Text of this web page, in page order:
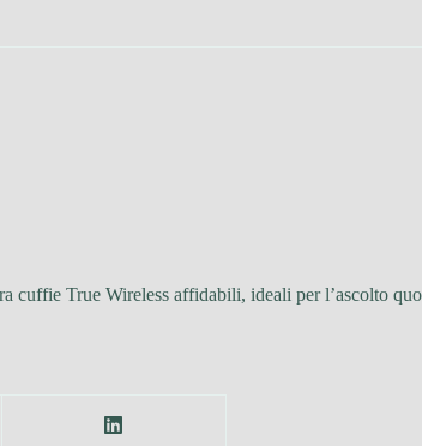
cuffie True Wireless affidabili, ideali per l’ascolto